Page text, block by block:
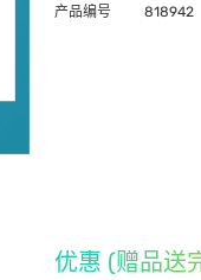
产品编号 818942
优惠 (赠品送